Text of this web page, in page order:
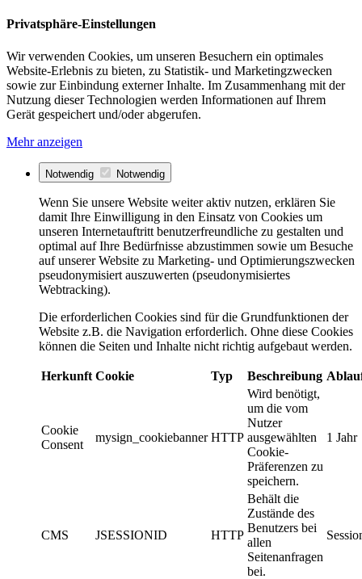
Privatsphäre-Einstellungen
Wir verwenden Cookies, um unseren Besuchern ein optimales
Website-Erlebnis zu bieten, zu Statistik- und Marketingzwecken
sowie zur Einbindung externer Inhalte. Im Zusammenhang mit der
Nutzung dieser Technologien werden Informationen auf Ihrem
Gerät gespeichert und/oder abgerufen.
Mehr anzeigen
Notwendig Notwendig
Wenn Sie unsere Website weiter aktiv nutzen, erklären Sie
damit Ihre Einwilligung in den Einsatz von Cookies um
unseren Internetauftritt benutzerfreundliche zu gestalten und
optimal auf Ihre Bedürfnisse abzustimmen sowie um Besuche
auf unserer Website zu Marketing- und Optimierungszwecken
pseudonymisiert auszuwerten (pseudonymisiertes
Webtracking).
Die erforderlichen Cookies sind für die Grundfunktionen der
Website z.B. die Navigation erforderlich. Ohne diese Cookies
können die Seiten und Inhalte nicht richtig aufgebaut werden.
Herkunft Cookie Typ Beschreibung
Cookie
Consent
mysign_cookiebanner HTTP
Wird benötigt,
um die vom
Nutzer
ausgewählten
Cookie-
Präferenzen zu
speichern.
1 Jahr
CMS JSESSIONID HTTP
Behält die
Zustände des
Benutzers bei
allen
Seitenanfragen
bei.